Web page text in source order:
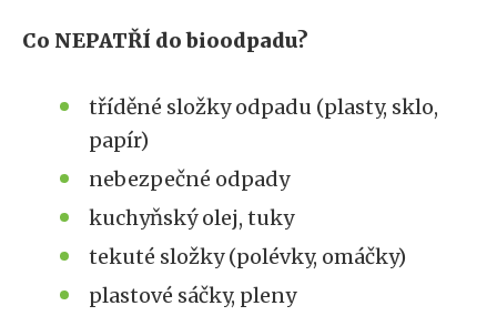
Co NEPATŘÍ do bioodpadu?
tříděné složky odpadu (plasty, sklo,
papír)
nebezpečné odpady
kuchyňský olej, tuky
tekuté složky (polévky, omáčky)
plastové sáčky, pleny